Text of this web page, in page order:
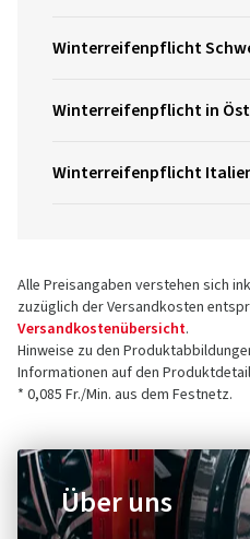
Winterreifenpflicht
Winterreifenpflicht in
Winterreifenpflicht
Alle Preisangaben verstehen sich
zuzüglich der Versandkosten
Versandkostenübersicht.
Hinweise zu den
Informationen auf den
* 0,085 Fr./Min. aus dem Festnetz.
Über uns